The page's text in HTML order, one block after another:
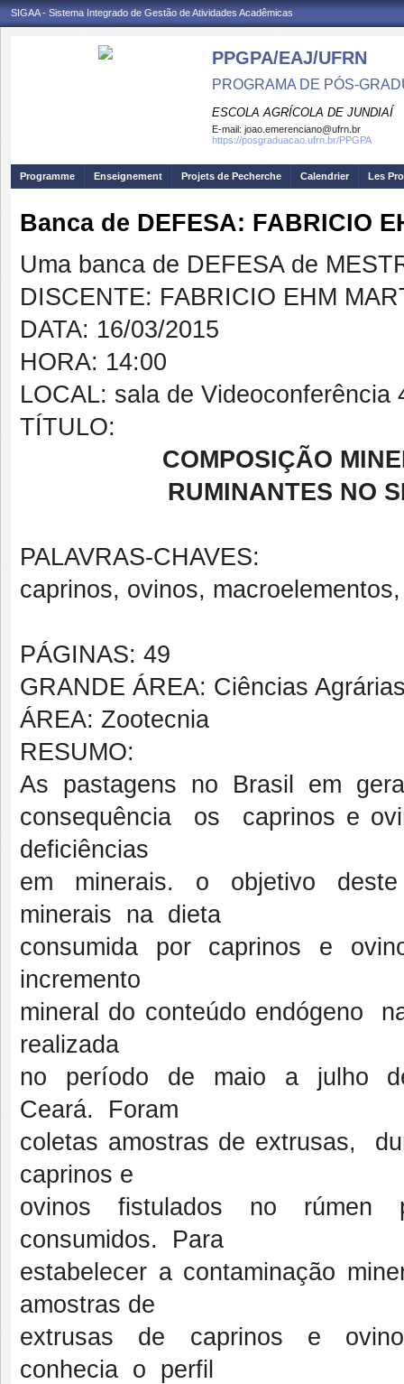
SIGAA - Sistema Integrado de Gestão de Atividades Acadêmicas
PPGPA/EAJ/UFRN
PROGRAMA DE PÓS-
ESCOLA AGRÍCOLA DE JUNDIAÍ
E-mail: joao.emerenciano@ufrn.br
https://posgraduacao.ufrn.br/PPGPA
Programme Enseignement Projets de Pecherche Calendrier Les
Banca de DEFESA: FABRICIO
Uma banca de DEFESA de
DISCENTE: FABRICIO EHM
DATA: 16/03/2015
HORA: 14:00
LOCAL: sala de
TÍTULO:
COMPOSIÇÃO
RUMINANTES NO
PALAVRAS-CHAVES:
caprinos, ovinos,
PÁGINAS: 49
GRANDE ÁREA: Ciências
ÁREA: Zootecnia
RESUMO:
As pastagens no Brasil em
consequência os caprinos e
deficiências
em minerais. o objetivo
minerais na dieta
consumida por caprinos e
incremento
mineral do conteúdo endógeno
realizada
no período de maio a julho
Ceará. Foram
coletas amostras de extrusas,
caprinos e
ovinos fistulados no
consumidos. Para
estabelecer a contaminação
amostras de
extrusas de caprinos e
conhecia o perfil